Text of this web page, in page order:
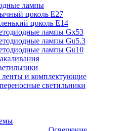
лампы
цоколь Е27
цоколь Е14
лампы Gx53
лампы Gu5.3
лампы Gu10
ленты и комплектующие
светильники